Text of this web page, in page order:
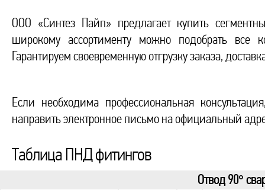
ООО «Синтез Пайп» предлагает купить
широкому ассортименту можно подобрать все
Гарантируем своевременную отгрузку заказа,
Если необходима профессиональная
направить электронное письмо на официальный
Таблица ПНД фитингов
Отвод 90°